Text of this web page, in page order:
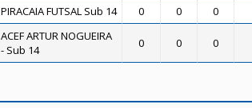
PIRACAIA FUTSAL Sub 14 0 0 0
ACEF ARTUR NOGUEIRA
- Sub 14
0 0 0